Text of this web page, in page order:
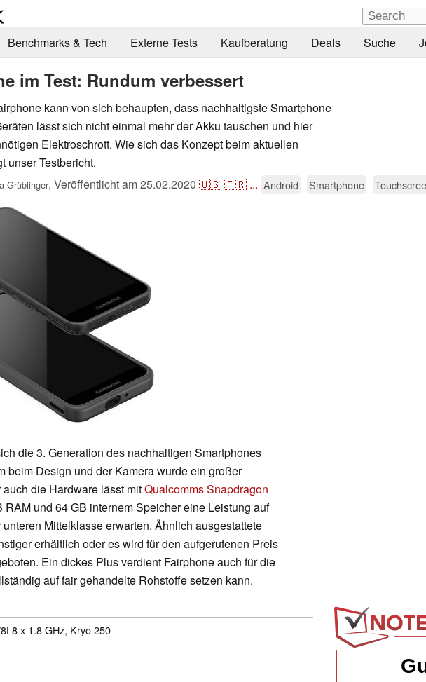
Benchmarks & Tech Externe Tests Kaufberatung Deals Suche
im Test: Rundum verbessert
kann von sich behaupten, dass nachhaltigste Smartphone
lässt sich nicht einmal mehr der Akku tauschen und hier
Elektroschrott. Wie sich das Konzept beim aktuellen
unser Testbericht.
Grüblinger, Veröffentlicht am25.02.2020 🇺🇸🇫🇷 ... Android Smartphone
die 3. Generation des nachhaltigen Smartphones
beim Design und der Kamera wurde ein großer
die Hardware lässt mitQualcomms Snapdragon
RAM und 64 GB internem Speicher eine Leistung auf
Mittelklasse erwarten. Ähnlich ausgestattete
erhältlich oder es wird für den aufgerufenen Preis
Ein dickes Plus verdient Fairphone auch für die
auf fair gehandelte Rohstoffe setzen kann.
8 x 1.8 GHz, Kryo 250